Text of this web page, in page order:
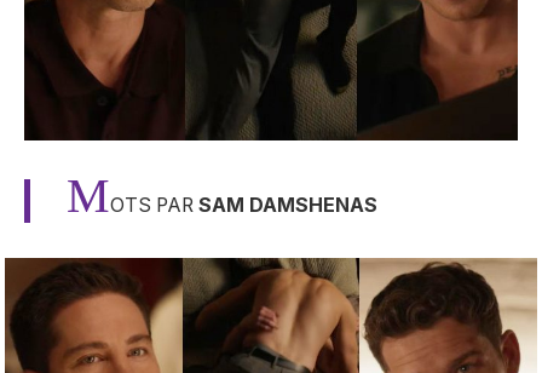
MOTS PAR SAM DAMSHENAS